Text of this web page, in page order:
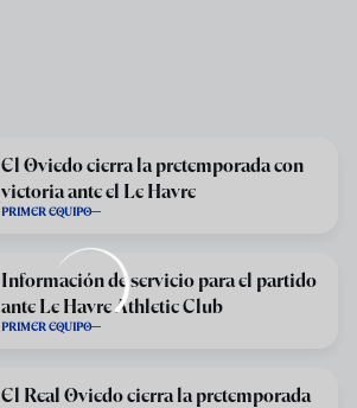
El Oviedo cierra la pretemporada con
victoria ante el Le Havre
PRIMER EQUIPO
Información de servicio para el partido
ante Le Havre Athletic Club
PRIMER EQUIPO
El Real Oviedo cierra la pretemporada